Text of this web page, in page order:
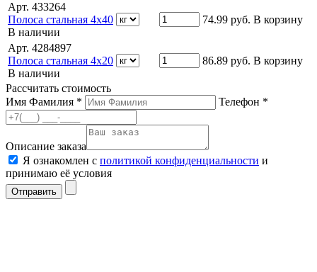
Арт. 433264
Полоса стальная 4х40
В наличии
74.99 руб. В корзину
Арт. 4284897
Полоса стальная 4х20
В наличии
86.89 руб. В корзину
Рассчитать стоимость
Имя Фамилия *
Телефон *
Описание заказа
Я ознакомлен с политикой конфиденциальности и
принимаю её условия
Отправить